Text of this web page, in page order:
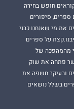
חופש בחירה
סיפורים
את מי שאנחנו כבני
על ספרים
מהמהפכה של
פתחה את שוק
ובעיקר חשפה את
בשלל נושאים